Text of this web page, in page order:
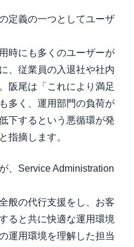
定義の一つとしてユーザ
時にも多くのユーザーが
、従業員の入退社や社内
阪尾は「これにより満足
多く、運用部門の負荷が
下するという悪循環が発
指摘します。
、Service Administration
般の代行支援をし、お客
ると共に快適な運用環境
運用環境を理解した担当